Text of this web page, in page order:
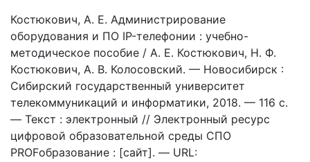
Костюкович, А. Е. Администрирование
оборудования и ПО IP-телефонии : учебно-
методическое пособие / А. Е. Костюкович, Н. Ф.
Костюкович, А. В. Колосовский. — Новосибирск :
Сибирский государственный университет
телекоммуникаций и информатики, 2018. — 116 c.
— Текст : электронный // Электронный ресурс
цифровой образовательной среды СПО
PROFобразование : [сайт]. — URL: